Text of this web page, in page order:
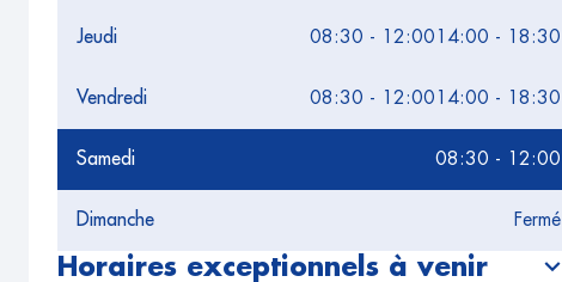
Jeudi 08:30 - 12:00 14:00 - 18:30
Vendredi 08:30 - 12:00 14:00 - 18:30
Samedi 08:30 - 12:00
Dimanche Fermé
Horaires exceptionnels à venir